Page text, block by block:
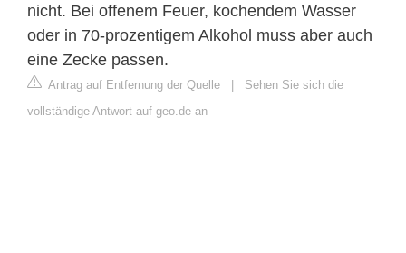
nicht. Bei offenem Feuer, kochendem Wasser
oder in 70-prozentigem Alkohol muss aber auch
eine Zecke passen.
Antrag auf Entfernung der Quelle | Sehen Sie sich die
vollständige Antwort auf geo.de an